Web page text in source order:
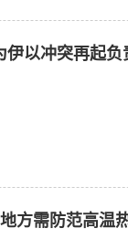
伊以冲突再起负
方需防范高温